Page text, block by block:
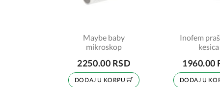
Maybe baby
mikroskop
2250.00 RSD
DODAJ U KORPU
Inofem
kesica
1960.00
DODAJ U